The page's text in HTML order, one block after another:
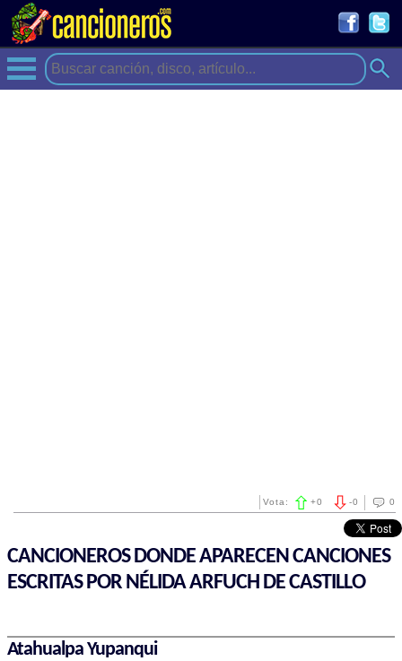
0
-0
Vota: +0
CANCIONEROS DONDE APARECEN CANCIONES
ESCRITAS POR NÉLIDA ARFUCH DE CASTILLO
Atahualpa Yupanqui